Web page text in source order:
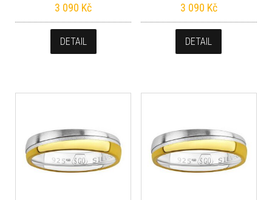
3 090 Kč
DETAIL
3 090 Kč
DETAIL